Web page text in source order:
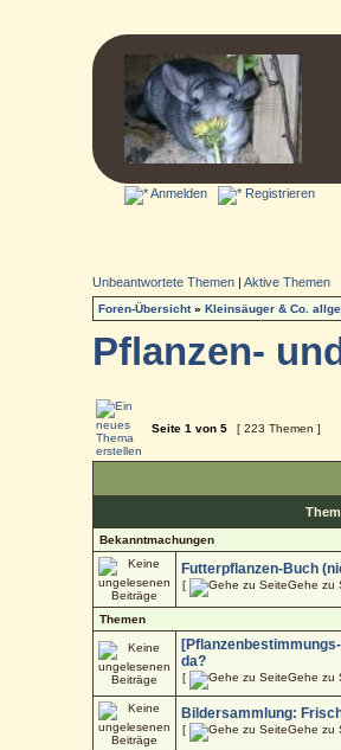
Anmelden Registrieren
Unbeantwortete Themen |Aktive Themen
Foren-Übersicht»Kleinsäuger & Co.
Pflanzen-
Seite1 von5 [ 223 Themen ]
Bekanntmachungen
Futterpflanzen-Buch
[ Gehe zu
Themen
da?
[ Gehe zu
Bildersammlung:
[ Gehe zu